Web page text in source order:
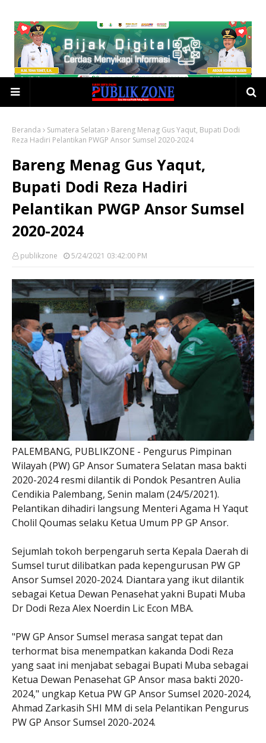
Beranda Sumatera Selatan
Bareng Menag Gus Yaqut, Bupati Dodi
Reza Hadiri Pelantikan PWGP Ansor Sumsel 2020-2024
Bareng Menag Gus Yaqut,
Bupati Dodi Reza Hadiri
Pelantikan PWGP Ansor Sumsel
2020-2024
publikzone 5/24/2021 03:42:00 PM
PALEMBANG, PUBLIKZONE - Pengurus Pimpinan
Wilayah (PW) GP Ansor Sumatera Selatan masa bakti
2020-2024 resmi dilantik di Pondok Pesantren Aulia
Cendikia Palembang, Senin malam (24/5/2021).
Pelantikan dihadiri langsung Menteri Agama H Yaqut
Cholil Qoumas selaku Ketua Umum PP GP Ansor.
Sejumlah tokoh berpengaruh serta Kepala Daerah di
Sumsel turut dilibatkan pada kepengurusan PW GP
Ansor Sumsel 2020-2024. Diantara yang ikut dilantik
sebagai Ketua Dewan Penasehat yakni Bupati Muba
Dr Dodi Reza Alex Noerdin Lic Econ MBA.
"PW GP Ansor Sumsel merasa sangat tepat dan
terhormat bisa menempatkan kakanda Dodi Reza
yang saat ini menjabat sebagai Bupati Muba sebagai
Ketua Dewan Penasehat GP Ansor masa bakti 2020-
2024," ungkap Ketua PW GP Ansor Sumsel 2020-2024,
Ahmad Zarkasih SHI MM di sela Pelantikan Pengurus
PW GP Ansor Sumsel 2020-2024.